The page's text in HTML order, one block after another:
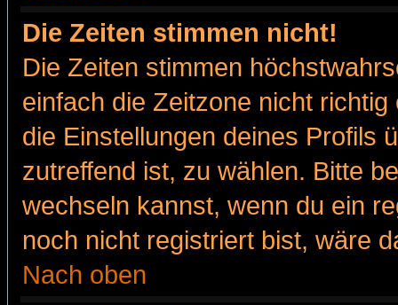
Die Zeiten stimmen nicht!
Die Zeiten stimmen
einfach die Zeitzone nicht
die Einstellungen deines Profils
zutreffend ist, zu wählen. Bitte
wechseln kannst, wenn du ein
noch nicht registriert bist, wäre
Nach oben